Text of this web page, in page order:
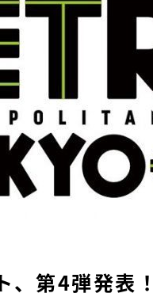
第4弾発表！